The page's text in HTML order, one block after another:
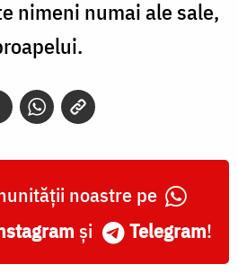
nimeni numai ale sale,
noastre pe
și Telegram!